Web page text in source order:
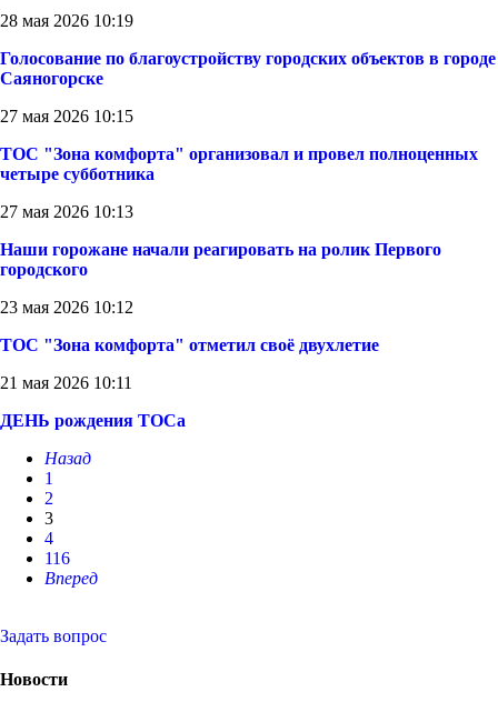
28 мая 2026 10:19
Голосование по благоустройству городских объектов в городе
Саяногорске
27 мая 2026 10:15
ТОС "Зона комфорта" организовал и провел полноценных
четыре субботника
27 мая 2026 10:13
Наши горожане начали реагировать на ролик Первого
городского
23 мая 2026 10:12
ТОС "Зона комфорта" отметил своё двухлетие
21 мая 2026 10:11
ДЕНЬ рождения ТОСа
Назад
1
2
3
4
116
Вперед
Задать вопрос
Новости